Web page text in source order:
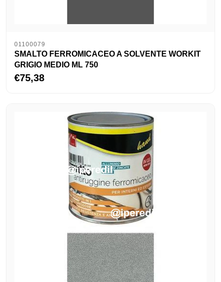
01100079
SMALTO FERROMICACEO A SOLVENTE WORKIT
GRIGIO MEDIO ML 750
€75,38